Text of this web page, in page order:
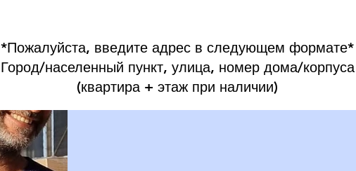
*Пожалуйста, введите адрес в следующем формате*
Город/населенный пункт, улица, номер дома/корпуса
(квартира + этаж при наличии)